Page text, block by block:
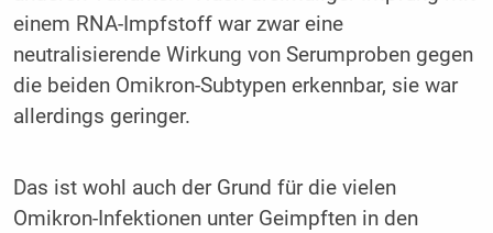
einem RNA-Impfstoff war zwar eine
neutralisierende Wirkung von Serumproben gegen
die beiden Omikron-Subtypen erkennbar, sie war
allerdings geringer.
Das ist wohl auch der Grund für die vielen
Omikron-Infektionen unter Geimpften in den